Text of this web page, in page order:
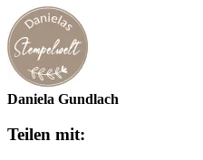
Daniela Gundlach
Teilen mit: